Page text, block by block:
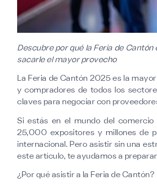
Descubre por qué la Feria de
sacarle el mayor provecho
La Feria de Cantón 2025 es la
y compradores de todos los
claves para negociar con
Si estás en el mundo del
25,000 expositores y millones de
internacional. Pero asistir sin una
este artículo, te ayudamos a
¿Por qué asistir a la Feria de Cantón?